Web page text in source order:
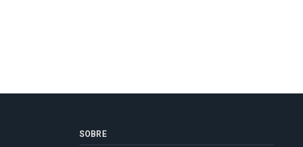
SOBRE